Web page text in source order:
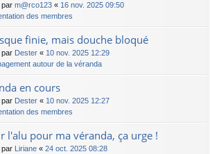
par m@rco123 « 16 nov. 2025 09:50
des membres
finie, mais douche bloqué
par Dester « 10 nov. 2025 12:29
autour de la véranda
en cours
par Dester « 10 nov. 2025 12:27
des membres
l'alu pour ma véranda, ça urge !
par Liriane « 24 oct. 2025 08:28